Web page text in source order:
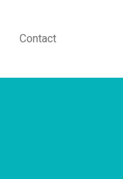
Contact